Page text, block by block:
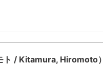
/ Kitamura, Hiromoto